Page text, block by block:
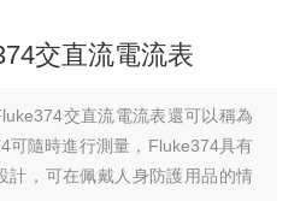
交直流電流表
交直流電流表還可以稱為
可隨時進行測量，Fluke374具有
，可在佩戴人身防護用品的情